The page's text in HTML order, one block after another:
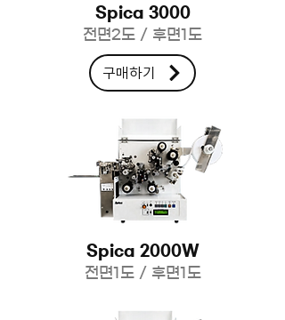
Spica 3000
전면2도 / 후면1도
구매하기
Spica 2000W
전면1도 / 후면1도